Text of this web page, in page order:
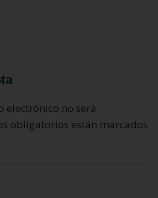
electrónico no será
obligatorios están marcados